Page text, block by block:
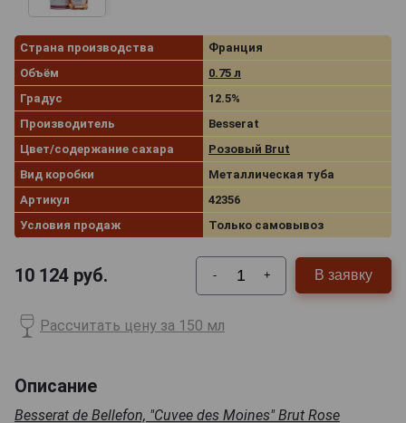
Страна производства
Франция
Объём
0.75 л
Градус
12.5%
Производитель
Besserat
Цвет/содержание сахара
Розовый Brut
Вид коробки
Металлическая туба
Артикул
42356
Условия продаж
Только самовывоз
10 124 руб. - + В заявку
Рассчитать цену за 150 мл
Описание
Besserat de Bellefon, "Cuvee des Moines" Brut Rose